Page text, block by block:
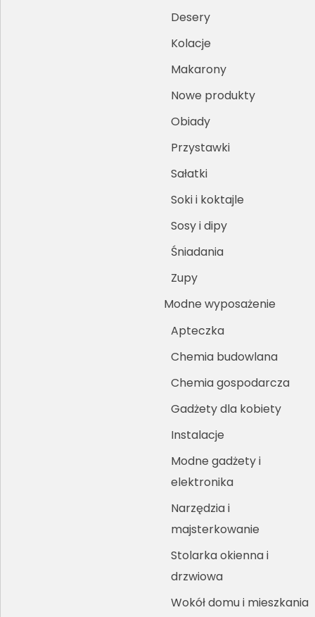
Desery
Kolacje
Makarony
Nowe produkty
Obiady
Przystawki
Sałatki
Soki i koktajle
Sosy i dipy
Śniadania
Zupy
Modne wyposażenie
Apteczka
Chemia budowlana
Chemia gospodarcza
Gadżety dla kobiety
Instalacje
Modne gadżety i
elektronika
Narzędzia i
majsterkowanie
Stolarka okienna i
drzwiowa
Wokół domu i mieszkania